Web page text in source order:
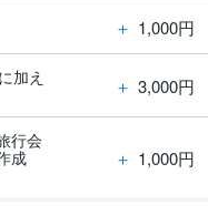
＋ 1,000円
加え
＋ 3,000円
行会
成
＋ 1,000円